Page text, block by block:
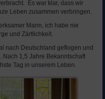
Es war klar, dass wir
Leben zusammen verbringen.
Mann, ich habe nie
und Zärtlichkeit.
nach Deutschland geflogen und
1,5 Jahre Bekanntschaft
Tag in unserem Leben.